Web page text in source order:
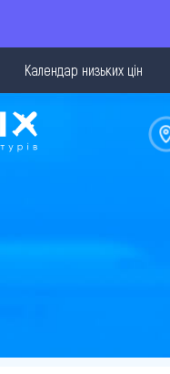
Календар низьких цін